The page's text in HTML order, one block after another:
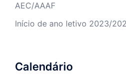
AEC/AAAF
Início de ano letivo 2023/
Calendário